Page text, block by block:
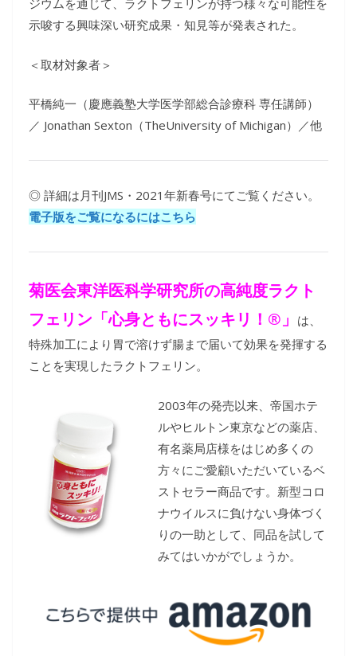
ジウムを通じて、ラクトフェリンが持つ様々な可能性を
示唆する興味深い研究成果・知見等が発表された。
＜取材対象者＞
平橋純一（慶應義塾大学医学部総合診療科 専任講師）
／ Jonathan Sexton（TheUniversity of Michigan）／他
◎ 詳細は月刊JMS・2021年新春号にてご覧ください。
電子版をご覧になるにはこちら
菊医会東洋医科学研究所の高純度ラクト
フェリン「心身ともにスッキリ！®」 は、
特殊加工により胃で溶けず腸まで届いて効果を発揮する
ことを実現したラクトフェリン。
2003年の発売以来、帝国ホテ
ルやヒルトン東京などの薬店、
有名薬局店様をはじめ多くの
方々にご愛顧いただいているベ
ストセラー商品です。新型コロ
ナウイルスに負けない身体づく
りの一助として、同品を試して
みてはいかがでしょうか。